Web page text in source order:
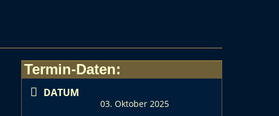
Termin-Daten:
DATUM
03. Oktober 2025